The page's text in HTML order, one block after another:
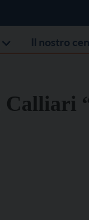
Il nostro